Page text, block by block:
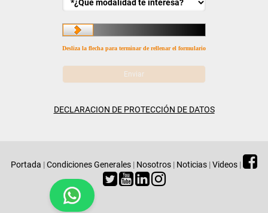
Desliza la flecha para terminar de rellenar el formulario
DECLARACION DE PROTECCIÓN DE DATOS
Portada |Condiciones Generales | Nosotros | Noticias |Videos |